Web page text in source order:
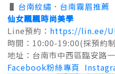
▌ 台南紋繡 ． 台南霧眉推薦
仙女飄飄時尚美學
Line預約： https://lin.ee/
時間：10:00-19:00(採預約
地址： 台南市中西區臨安路
Facebook粉絲專頁